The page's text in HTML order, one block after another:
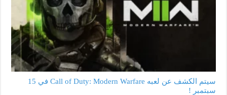
سيتم الكشف عن لعبه Call of Duty: Modern Warfare في 15
سبتمبر !